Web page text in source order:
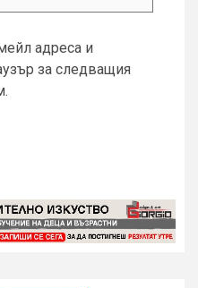
адреса и
за следващия